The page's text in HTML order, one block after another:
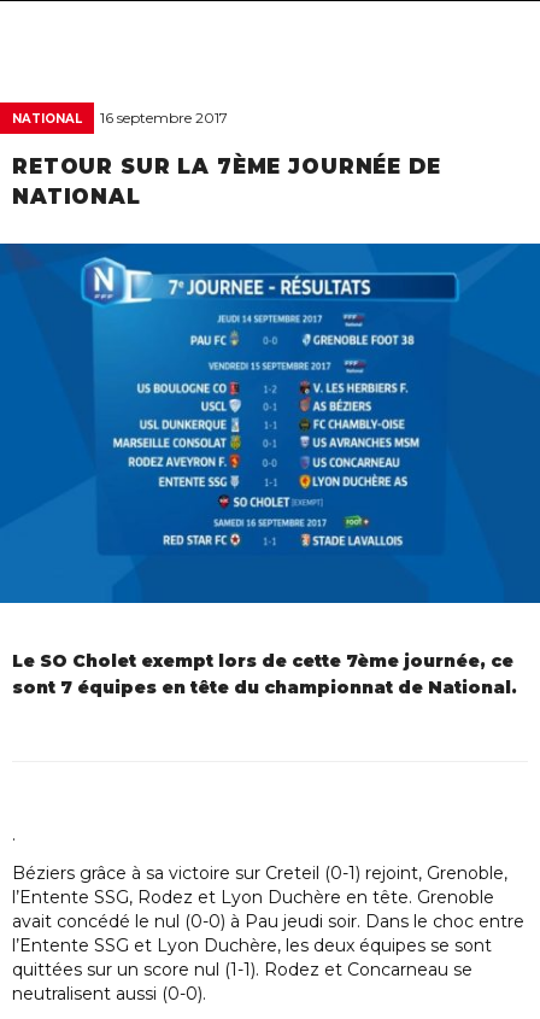
NATIONAL 16 septembre 2017
RETOUR SUR LA 7ÈME JOURNÉE DE
NATIONAL
Le SO Cholet exempt lors de cette 7ème journée, ce
sont 7 équipes en tête du championnat de National.
.
Béziers grâce à sa victoire sur Creteil (0-1) rejoint, Grenoble,
l’Entente SSG, Rodez et Lyon Duchère en tête. Grenoble
avait concédé le nul (0-0) à Pau jeudi soir. Dans le choc entre
l’Entente SSG et Lyon Duchère, les deux équipes se sont
quittées sur un score nul (1-1). Rodez et Concarneau se
neutralisent aussi (0-0).